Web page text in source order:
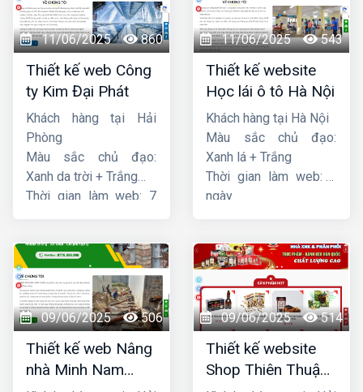
11/06/2025 860
Thiết kế web Công
ty Kim Đại Phát
Khách hàng tại Hải
Phòng
Màu sắc chủ đạo:
Xanh da trời + Trắng
Thời gian làm web: 7
11/06/2025 543
Thiết kế website
Học lái ô tô Hà Nội
Khách hàng tại Hà Nội
Màu sắc chủ đạo:
Xanh lá + Trắng
Thời gian làm web: 7
ngày
09/06/2025 506
Thiết kế web Nâng
nhà Minh Nam
09/06/2025 514
Thiết kế website
Shop Thiên Thuận